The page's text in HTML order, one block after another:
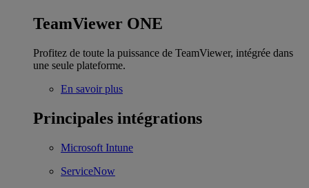
TeamViewer ONE
Profitez de toute la puissance de TeamViewer, intégrée dans
une seule plateforme.
En savoir plus
Principales intégrations
Microsoft Intune
ServiceNow